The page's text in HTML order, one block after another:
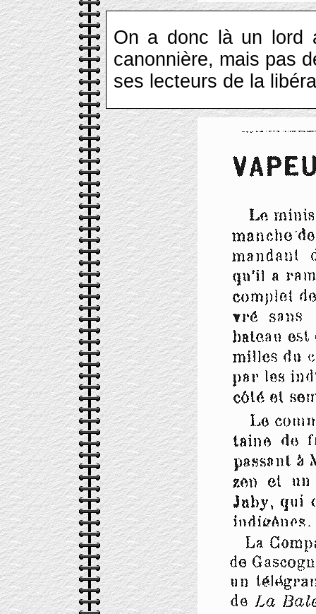
On a donc là un lord
canonnière, mais pas
ses lecteurs de la